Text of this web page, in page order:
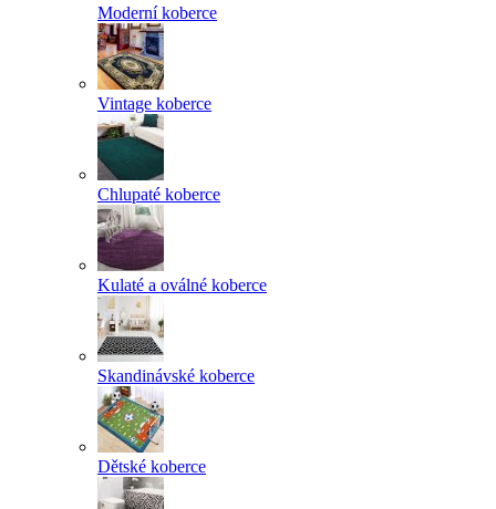
Moderní koberce
Vintage koberce
Chlupaté koberce
Kulaté a oválné koberce
Skandinávské koberce
Dětské koberce